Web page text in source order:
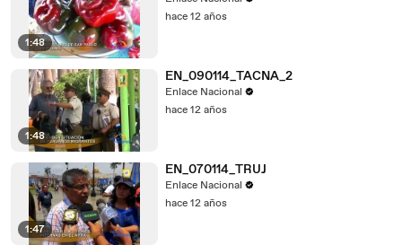
1:48
hace 12 años
1:48
EN_090114_TACNA_2
Enlace Nacional
hace 12 años
1:47
EN_070114_TRUJ
Enlace Nacional
hace 12 años